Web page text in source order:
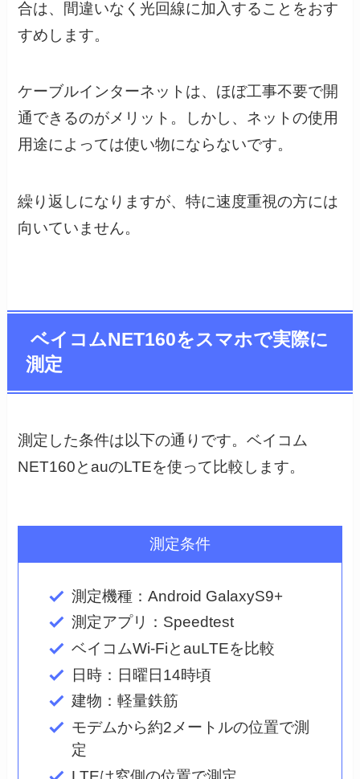
合は、間違いなく光回線に加入することをおす
すめします。
ケーブルインターネットは、ほぼ工事不要で開
通できるのがメリット。しかし、ネットの使用
用途によっては使い物にならないです。
繰り返しになりますが、特に速度重視の方には
向いていません。
ベイコムNET160をスマホで実際に
測定
測定した条件は以下の通りです。ベイコム
NET160とauのLTEを使って比較します。
測定条件
測定機種：Android GalaxyS9+
測定アプリ：Speedtest
ベイコムWi-FiとauLTEを比較
日時：日曜日14時頃
建物：軽量鉄筋
モデムから約2メートルの位置で測
定